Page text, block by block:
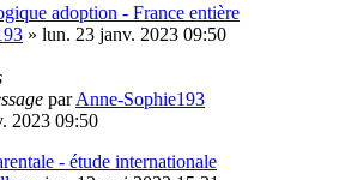
adoption - France entière
» lun. 23 janv. 2023 09:50
parAnne-Sophie193
2023 09:50
- étude internationale